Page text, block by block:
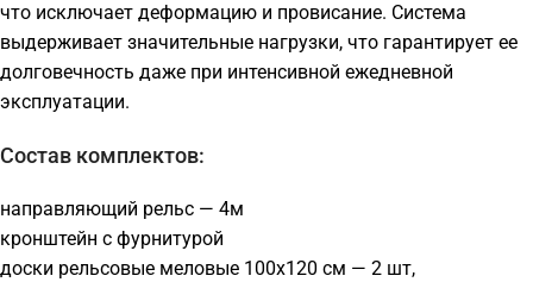
что исключает деформацию и провисание. Система
выдерживает значительные нагрузки, что гарантирует ее
долговечность даже при интенсивной ежедневной
эксплуатации.
Состав комплектов:
направляющий рельс — 4м
кронштейн с фурнитурой
доски рельсовые меловые 100х120 см — 2 шт,